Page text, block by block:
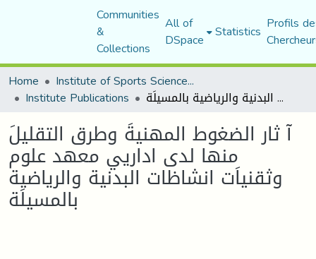
Communities
&
Collections
All of
DSpace Statistics Profils
Home
Institute of Sports Sciences and Techniques
Institute Publications آ ثار الضغوط المهنيةَ وطرق التقليلَ منها لدى اداريي معهد علوم وثقنياَت انشاظات البدنية والرياضية بالمسيلَة
آ ثار الضغوط المهنيةَ وطرق التقليلَ
منها لدى اداريي معهد علوم
وثقنياَت انشاظات البدنية والرياضية
بالمسيلَة